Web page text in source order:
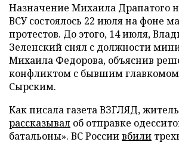
Назначение Михаила Драпатого
ВСУ состоялось 22 июля на фоне
протестов. До этого, 14 июля,
Зеленский снял с должности
Михаила Федорова, объяснив
конфликтом с бывшим
Сырским.
Как писала газета ВЗГЛЯД,
рассказывал об отправке
батальоны». ВС Россиивбили